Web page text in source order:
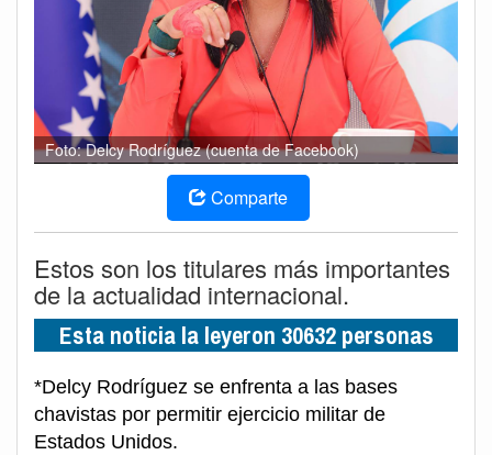
Foto: Delcy Rodríguez (cuenta de Facebook)
Comparte
Estos son los titulares más importantes
de la actualidad internacional.
Esta noticia la leyeron 30632 personas
*Delcy Rodríguez se enfrenta a las bases
chavistas por permitir ejercicio militar de
Estados Unidos.